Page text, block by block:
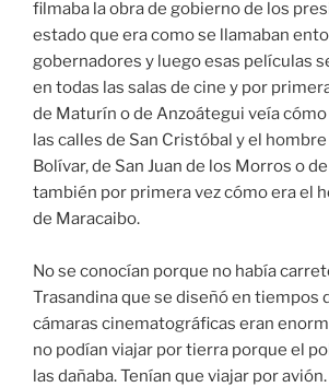
filmaba la obra de gobierno de los
estado que era como se llamaban
gobernadores y luego esas películas
en todas las salas de cine y por
de Maturín o de Anzoátegui veía
las calles de San Cristóbal y el
Bolívar, de San Juan de los Morros o
también por primera vez cómo era el
de Maracaibo.
No se conocían porque no había
Trasandina que se diseñó en tiempos
cámaras cinematográficas eran
no podían viajar por tierra porque el
las dañaba. Tenían que viajar por